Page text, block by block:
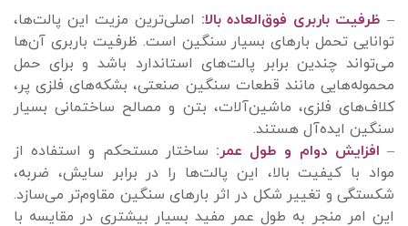
– ظرفیت باربری فوق‌العاده بالا: اصلی‌ترین مزیت این پالت‌ها،
توانایی تحمل بارهای بسیار سنگین است. ظرفیت باربری آن‌ها
می‌تواند چندین برابر پالت‌های استاندارد باشد و برای حمل
محموله‌هایی مانند قطعات سنگین صنعتی، بشکه‌های فلزی پر،
کلاف‌های فلزی، ماشین‌آلات، بتن و مصالح ساختمانی بسیار
سنگین ایده‌آل هستند.
– افزایش دوام و طول عمر: ساختار مستحکم و استفاده از
مواد با کیفیت بالا، این پالت‌ها را در برابر سایش، ضربه،
شکستگی و تغییر شکل در اثر بارهای سنگین مقاوم‌تر می‌سازد.
این امر منجر به طول عمر مفید بسیار بیشتری در مقایسه با